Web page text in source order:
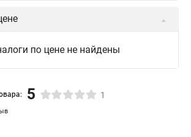
по цене не найдены
5 1